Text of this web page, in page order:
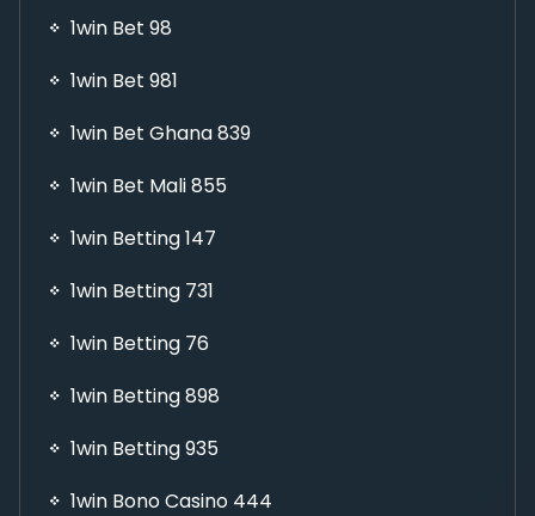
1win Bet 98
1win Bet 981
1win Bet Ghana 839
1win Bet Mali 855
1win Betting 147
1win Betting 731
1win Betting 76
1win Betting 898
1win Betting 935
1win Bono Casino 444